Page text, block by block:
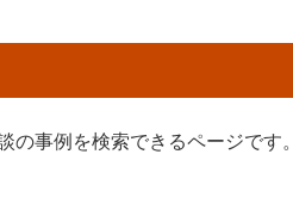
事例を検索できるページです。